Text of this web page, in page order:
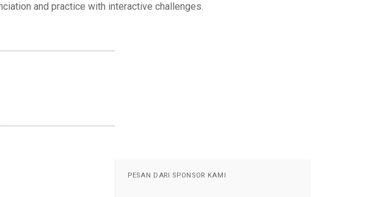
and practice with interactive challenges.
PESAN DARI SPONSOR KAMI